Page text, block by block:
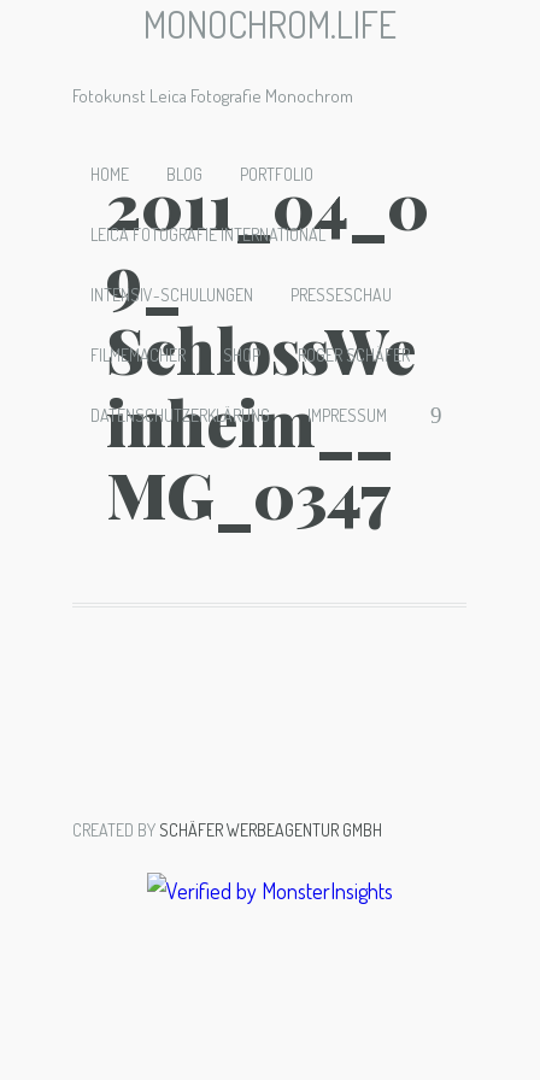
MONOCHROM.LIFE
Fotokunst Leica Fotografie Monochrom
HOME BLOG PORTFOLIO
LEICA FOTOGRAFIE INTERNATIONAL
INTENSIV-SCHULUNGEN PRESSESCHAU
FILMEMACHER SHOP ROGER SCHÄFER
DATENSCHUTZERKLÄRUNG IMPRESSUM
2011_04_0
9_
SchlossWe
inheim__
MG_0347
CREATED BY SCHÄFER WERBEAGENTUR GMBH